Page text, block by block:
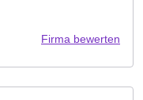
Firma bewerten